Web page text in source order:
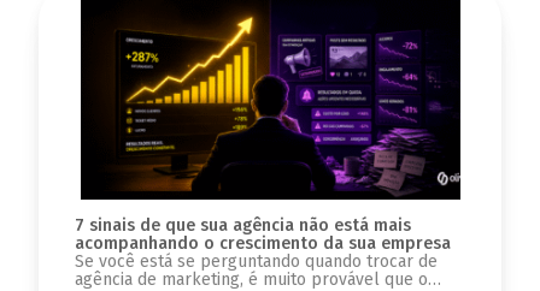
7 sinais de que sua agência não está mais
acompanhando o crescimento da sua empresa
Se você está se perguntando quando trocar de
agência de marketing, é muito provável que o